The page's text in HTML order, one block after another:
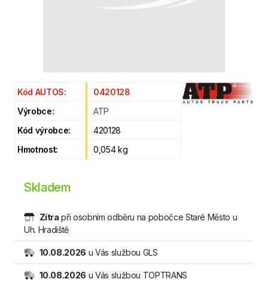
Kód AUTOS:
0420128
Výrobce:
ATP
Kód výrobce:
420128
Hmotnost:
0,054 kg
Skladem
Zítra při osobním odběru na pobočce Staré Město u
Uh. Hradiště
10.08.2026 u Vás službou GLS
10.08.2026 u Vás službou TOPTRANS